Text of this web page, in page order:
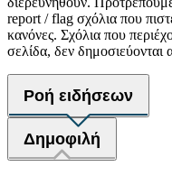
report / flag σχόλια που
κανόνες. Σχόλια που
σελίδα, δεν δημοσιεύονται
Ροή ειδήσεων
Δημοφιλή